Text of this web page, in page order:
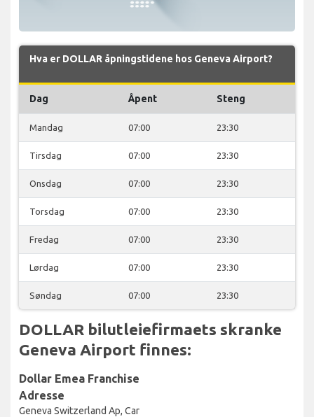
Hva er DOLLAR åpningstidene hos Geneva Airport?
Dag Åpent Steng
Mandag 07:00 23:30
Tirsdag 07:00 23:30
Onsdag 07:00 23:30
Torsdag 07:00 23:30
Fredag 07:00 23:30
Lørdag 07:00 23:30
Søndag 07:00 23:30
DOLLAR bilutleiefirmaets skranke
Geneva Airport finnes:
Dollar Emea Franchise
Adresse
Geneva Switzerland Ap, Car